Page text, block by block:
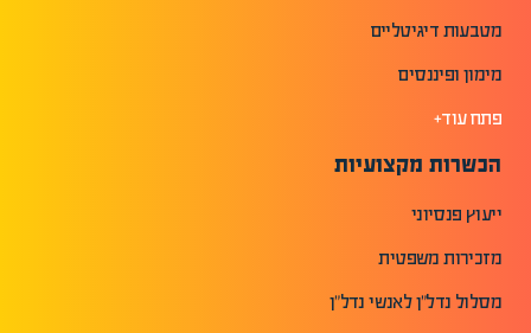
מטבעות דיגיטליים
מימון ופיננסים
פתח עוד+
הכשרות מקצועיות
ייעוץ פנסיוני
מזכירות משפטית
מסלול נדל"ן לאנשי נדל"ן